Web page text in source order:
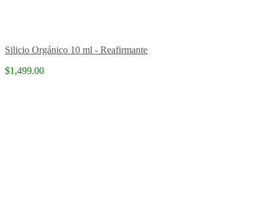
Silicio Orgánico 10 ml - Reafirmante
$1,499.00